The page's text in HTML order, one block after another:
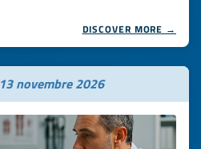
DISCOVER MORE →
13 novembre 2026